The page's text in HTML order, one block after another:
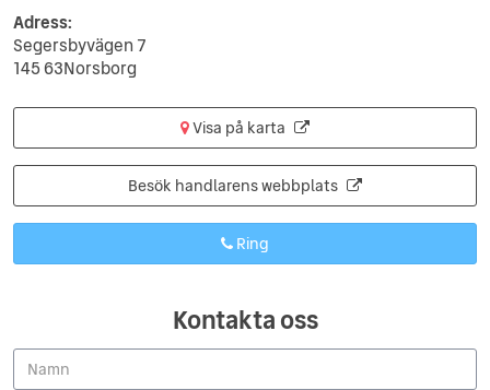
Adress:
Segersbyvägen 7
145 63Norsborg
Visa på karta
Besök handlarens webbplats
Ring
Kontakta oss